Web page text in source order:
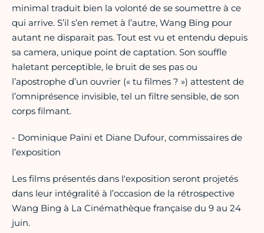
minimal traduit bien la volonté de se soumettre à ce
qui arrive. S’il s’en remet à l’autre, Wang Bing pour
autant ne disparait pas. Tout est vu et entendu depuis
sa camera, unique point de captation. Son souffle
haletant perceptible, le bruit de ses pas ou
l’apostrophe d’un ouvrier (« tu filmes ? ») attestent de
l’omniprésence invisible, tel un filtre sensible, de son
corps filmant.
- Dominique Païni et Diane Dufour, commissaires de
l’exposition
Les films présentés dans l'exposition seront projetés
dans leur intégralité à l’occasion de la rétrospective
Wang Bing à La Cinémathèque française du 9 au 24
juin.